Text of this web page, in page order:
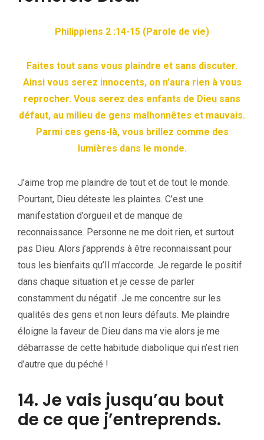
Philippiens 2 :14-15 (Parole de vie)
Faites tout sans vous plaindre et sans discuter.
Ainsi vous serez innocents, on n’aura rien à vous
reprocher. Vous serez des enfants de Dieu sans
défaut, au milieu de gens malhonnêtes et mauvais.
Parmi ces gens-là, vous brillez comme des
lumières dans le monde.
J’aime trop me plaindre de tout et de tout le monde.
Pourtant, Dieu déteste les plaintes. C’est une
manifestation d’orgueil et de manque de
reconnaissance. Personne ne me doit rien, et surtout
pas Dieu. Alors j’apprends à être reconnaissant pour
tous les bienfaits qu’Il m’accorde. Je regarde le positif
dans chaque situation et je cesse de parler
constamment du négatif. Je me concentre sur les
qualités des gens et non leurs défauts. Me plaindre
éloigne la faveur de Dieu dans ma vie alors je me
débarrasse de cette habitude diabolique qui n’est rien
d’autre que du péché !
14. Je vais jusqu’au bout
de ce que j’entreprends.